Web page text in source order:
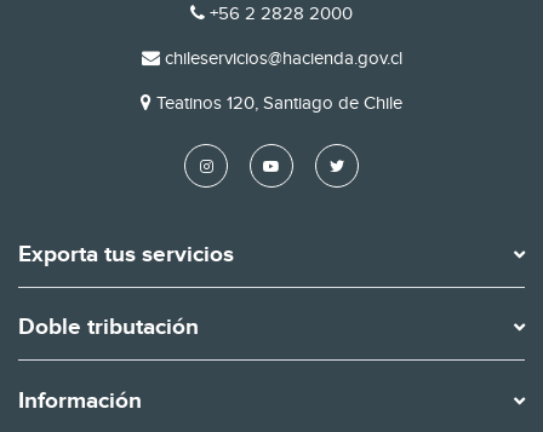
TELÉFONO
+56 2 2828 2000
EMAIL
chileservicios@hacienda.gov.cl
DIRECCIÓN
Teatinos 120, Santiago de Chile
Exporta tus servicios
Doble tributación
Información